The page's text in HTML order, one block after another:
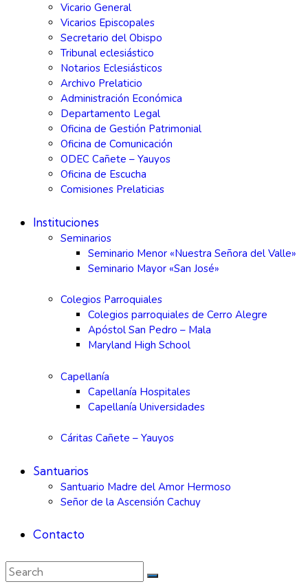
Vicario General
Vicarios Episcopales
Secretario del Obispo
Tribunal eclesiástico
Notarios Eclesiásticos
Archivo Prelaticio
Administración Económica
Departamento Legal
Oficina de Gestión Patrimonial
Oficina de Comunicación
ODEC Cañete – Yauyos
Oficina de Escucha
Comisiones Prelaticias
Instituciones
Seminarios
Seminario Menor «Nuestra Señora del Valle»
Seminario Mayor «San José»
Colegios Parroquiales
Colegios parroquiales de Cerro Alegre
Apóstol San Pedro – Mala
Maryland High School
Capellanía
Capellanía Hospitales
Capellanía Universidades
Cáritas Cañete – Yauyos
Santuarios
Santuario Madre del Amor Hermoso
Señor de la Ascensión Cachuy
Contacto